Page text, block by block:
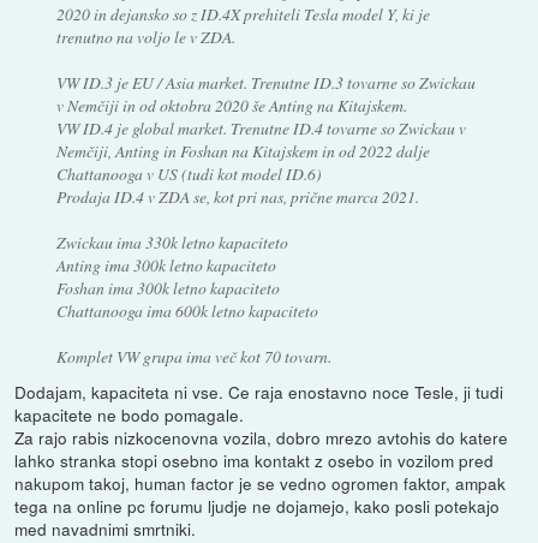
2020 in dejansko so z ID.4X prehiteli Tesla model Y, ki je
trenutno na voljo le v ZDA.
VW ID.3 je EU / Asia market. Trenutne ID.3 tovarne so Zwickau
v Nemčiji in od oktobra 2020 še Anting na Kitajskem.
VW ID.4 je global market. Trenutne ID.4 tovarne so Zwickau v
Nemčiji, Anting in Foshan na Kitajskem in od 2022 dalje
Chattanooga v US (tudi kot model ID.6)
Prodaja ID.4 v ZDA se, kot pri nas, prične marca 2021.
Zwickau ima 330k letno kapaciteto
Anting ima 300k letno kapaciteto
Foshan ima 300k letno kapaciteto
Chattanooga ima 600k letno kapaciteto
Komplet VW grupa ima več kot 70 tovarn.
Dodajam, kapaciteta ni vse. Ce raja enostavno noce Tesle, ji tudi
kapacitete ne bodo pomagale.
Za rajo rabis nizkocenovna vozila, dobro mrezo avtohis do katere
lahko stranka stopi osebno ima kontakt z osebo in vozilom pred
nakupom takoj, human factor je se vedno ogromen faktor, ampak
tega na online pc forumu ljudje ne dojamejo, kako posli potekajo
med navadnimi smrtniki.